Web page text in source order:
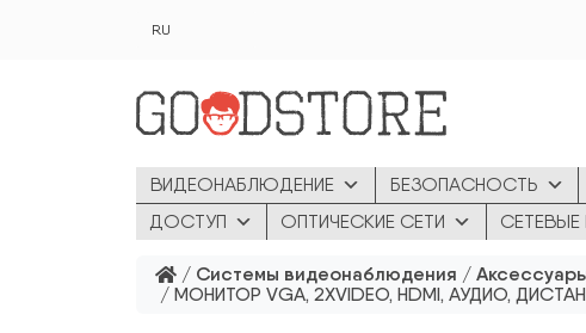
RU
ВИДЕОНАБЛЮДЕНИЕ БЕЗОПАСНОСТЬ
ДОСТУП
ОПТИЧЕСКИЕ СЕТИ
/ Системы видеонаблюдения /
/ МОНИТОР VGA, 2XVIDEO, HDMI, АУДИО,